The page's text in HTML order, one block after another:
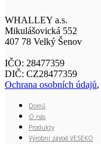
WHALLEY a.s.
Mikulášovická 552
407 78 Velký Šenov
IČO: 28477359
DIČ: CZ28477359
Ochrana osobních údajů,
Domů
O nás
Produkty
Výrobní závod VESEKO